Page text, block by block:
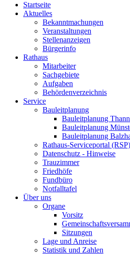
Startseite
Aktuelles
Bekanntmachungen
Veranstaltungen
Stellenanzeigen
Bürgerinfo
Rathaus
Mitarbeiter
Sachgebiete
Aufgaben
Behördenverzeichnis
Service
Bauleitplanung
Bauleitplanung
Bauleitplanung
Bauleitplanung
Rathaus-Serviceportal (RSP)
Datenschutz - Hinweise
Trauzimmer
Friedhöfe
Fundbüro
Notfalltafel
Über uns
Organe
Vorsitz
Sitzungen
Lage und Anreise
Statistik und Zahlen